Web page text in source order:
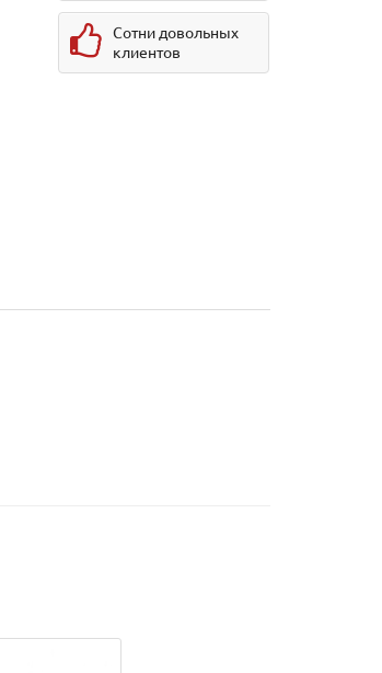
Сотни довольных
клиентов